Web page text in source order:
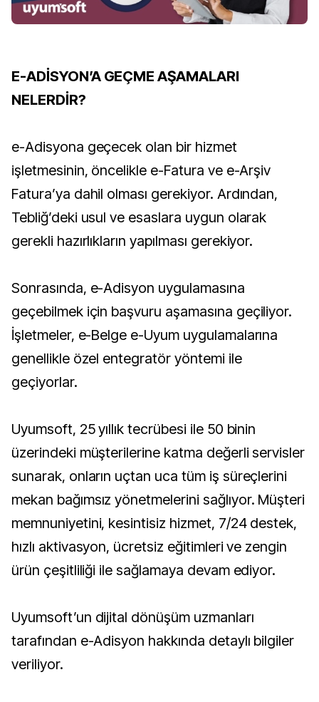
E-ADİSYON’A GEÇME AŞAMALARI
NELERDİR?
e-Adisyona geçecek olan bir hizmet
işletmesinin, öncelikle e-Fatura ve e-Arşiv
Fatura’ya dahil olması gerekiyor. Ardından,
Tebliğ’deki usul ve esaslara uygun olarak
gerekli hazırlıkların yapılması gerekiyor.
Sonrasında, e-Adisyon uygulamasına
geçebilmek için başvuru aşamasına geçiliyor.
İşletmeler, e-Belge e-Uyum uygulamalarına
genellikle özel entegratör yöntemi ile
geçiyorlar.
Uyumsoft, 25 yıllık tecrübesi ile 50 binin
üzerindeki müşterilerine katma değerli servisler
sunarak, onların uçtan uca tüm iş süreçlerini
mekan bağımsız yönetmelerini sağlıyor. Müşteri
memnuniyetini, kesintisiz hizmet, 7/24 destek,
hızlı aktivasyon, ücretsiz eğitimleri ve zengin
ürün çeşitliliği ile sağlamaya devam ediyor.
Uyumsoft’un dijital dönüşüm uzmanları
tarafından e-Adisyon hakkında detaylı bilgiler
veriliyor.